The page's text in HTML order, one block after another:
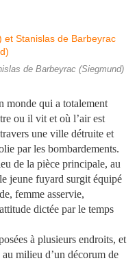
de Barbeyrac (Siegmund)
monde qui a totalement
ou il vit et où l’air est
une ville détruite et
par les bombardements.
de la pièce principale, au
jeune fuyard surgit équipé
femme asservie,
dictée par le temps
à plusieurs endroits, et
au milieu d’un décorum de